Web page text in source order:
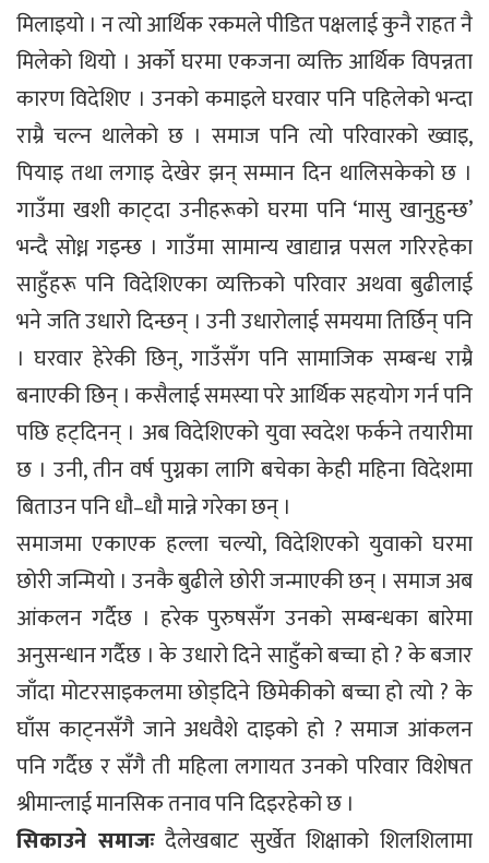
मिलाइयो । न त्यो आर्थिक रकमले पीडित पक्षलाई कुनै राहत नै
मिलेको थियो । अर्को घरमा एकजना व्यक्ति आर्थिक विपन्नता
कारण विदेशिए । उनको कमाइले घरवार पनि पहिलेको भन्दा
राम्रै चल्न थालेको छ । समाज पनि त्यो परिवारको ख्वाइ,
पियाइ तथा लगाइ देखेर झन् सम्मान दिन थालिसकेको छ ।
गाउँमा खशी काट्दा उनीहरूको घरमा पनि ‘मासु खानुहुन्छ’
भन्दै सोध्न गइन्छ । गाउँमा सामान्य खाद्यान्न पसल गरिरहेका
साहुँहरू पनि विदेशिएका व्यक्तिको परिवार अथवा बुढीलाई
भने जति उधारो दिन्छन् । उनी उधारोलाई समयमा तिर्छिन् पनि
। घरवार हेरेकी छिन्, गाउँसँग पनि सामाजिक सम्बन्ध राम्रै
बनाएकी छिन् । कसैलाई समस्या परे आर्थिक सहयोग गर्न पनि
पछि हट्दिनन् । अब विदेशिएको युवा स्वदेश फर्कने तयारीमा
छ । उनी, तीन वर्ष पुग्नका लागि बचेका केही महिना विदेशमा
बिताउन पनि धौ–धौ मान्ने गरेका छन् ।
समाजमा एकाएक हल्ला चल्यो, विदेशिएको युवाको घरमा
छोरी जन्मियो । उनकै बुढीले छोरी जन्माएकी छन् । समाज अब
आंकलन गर्दैछ । हरेक पुरुषसँग उनको सम्बन्धका बारेमा
अनुसन्धान गर्दैछ । के उधारो दिने साहुँको बच्चा हो ? के बजार
जाँदा मोटरसाइकलमा छोड्दिने छिमेकीको बच्चा हो त्यो ? के
घाँस काट्नसँगै जाने अधवैशे दाइको हो ? समाज आंकलन
पनि गर्दैछ र सँगै ती महिला लगायत उनको परिवार विशेषत
श्रीमान्लाई मानसिक तनाव पनि दिइरहेको छ ।
सिकाउने समाजःदैलेखबाट सुर्खेत शिक्षाको शिलशिलामा